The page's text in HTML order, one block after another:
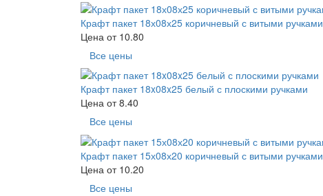
Крафт пакет 18х08х25 коричневый с витыми ручками
Цена от 10.80
Все цены
Крафт пакет 18x08x25 белый с плоскими ручками
Цена от8.40
Все цены
Крафт пакет 15х08х20 коричневый с витыми ручками
Цена от 10.20
Все цены